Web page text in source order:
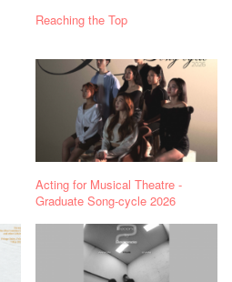
Reaching the Top
Acting for Musical Theatre -
Graduate Song-cycle 2026